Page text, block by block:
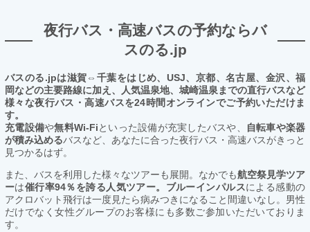
夜行バス・高速バスの予約ならバ
スのる.jp
バスのる.jpは滋賀⇔千葉をはじめ、USJ、京都、名古屋、金沢、福
岡などの主要路線に加え、人気温泉地、城崎温泉までの直行バスなど
様々な夜行バス・高速バスを24時間オンラインでご予約いただけま
す。
充電設備や無料Wi-Fiといった設備が充実したバスや、
自転車や楽器
が積み込めるバスなど、あなたに合った夜行バス・高速バスがきっと
見つかるはず。
また、バスを利用した様々なツアーも展開。なかでも航空祭見学ツア
ーは催行率94％を誇る人気ツアー。ブルーインパルスによる感動の
アクロバット飛行は一度見たら病みつきになること間違いなし。男性
だけでなく女性グループのお客様にも多数ご参加いただいておりま
す。